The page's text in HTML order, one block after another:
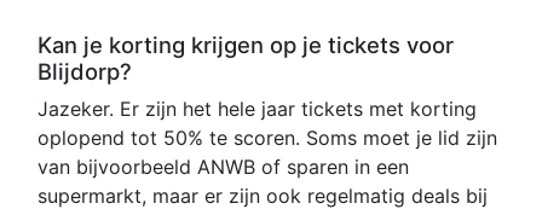
Kan je korting krijgen op je tickets voor
Blijdorp?
Jazeker. Er zijn het hele jaar tickets met korting
oplopend tot 50% te scoren. Soms moet je lid zijn
van bijvoorbeeld ANWB of sparen in een
supermarkt, maar er zijn ook regelmatig deals bij